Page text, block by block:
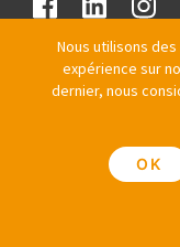
Nous utilisons
expérience sur
dernier, nous
OK